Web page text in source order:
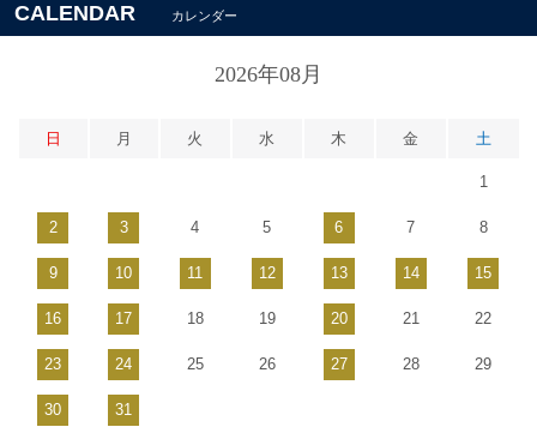
CALENDAR カレンダー
2026年08月
日 月 火 水 木 金 土
1
2 3 4 5 6 7 8
9 10 11 12 13 14 15
16 17 18 19 20 21 22
23 24 25 26 27 28 29
30 31